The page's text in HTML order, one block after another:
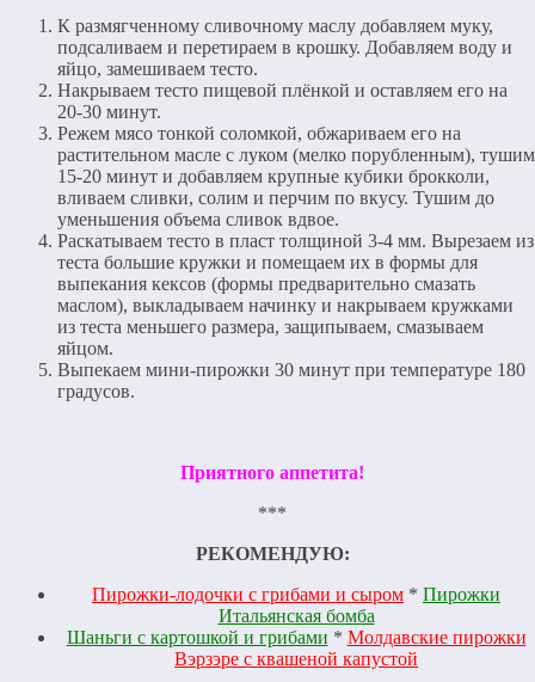
К размягченному сливочному маслу добавляем муку,
подсаливаем и перетираем в крошку. Добавляем воду и
яйцо, замешиваем тесто.
Накрываем тесто пищевой плёнкой и оставляем его на
20-30 минут.
Режем мясо тонкой соломкой, обжариваем его на
растительном масле с луком (мелко порубленным), тушим
15-20 минут и добавляем крупные кубики брокколи,
вливаем сливки, солим и перчим по вкусу. Тушим до
уменьшения объема сливок вдвое.
Раскатываем тесто в пласт толщиной 3-4 мм. Вырезаем из
теста большие кружки и помещаем их в формы для
выпекания кексов (формы предварительно смазать
маслом), выкладываем начинку и накрываем кружками
из теста меньшего размера, защипываем, смазываем
яйцом.
Выпекаем мини-пирожки 30 минут при температуре 180
градусов.
Приятного аппетита!
***
РЕКОМЕНДУЮ:
Пирожки-лодочки с грибами и сыром * Пирожки
Итальянская бомба
Шаньги с картошкой и грибами * Молдавские пирожки
Вэрзэре с квашеной капустой